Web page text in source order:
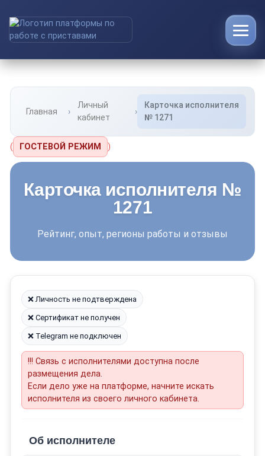
Главная
Личный
кабинет
Карточка исполнителя
№ 1271
( ГОСТЕВОЙ РЕЖИМ )
Карточка исполнителя №
1271
Рейтинг, опыт, регионы работы и отзывы
❌ Личность не подтверждена
❌ Сертификат не получен
❌ Telegram не подключен
!!! Связь с исполнителями доступна после
размещения дела.
Если дело уже на платформе, начните искать
исполнителя из своего личного кабинета.
Об исполнителе